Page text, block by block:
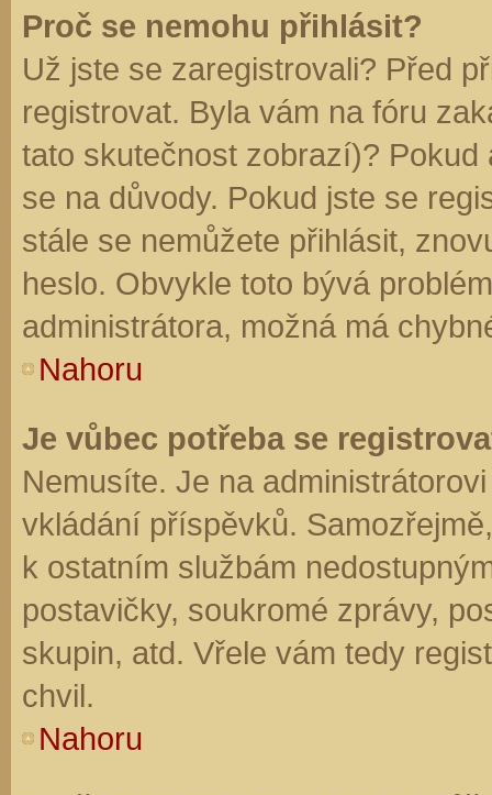
Proč se nemohu přihlásit?
Už jste se zaregistrovali? Před
registrovat. Byla vám na fóru
tato skutečnost zobrazí)?
se na důvody. Pokud jste se
stále se nemůžete přihlásit,
heslo. Obvykle toto bývá
administrátora, možná má
Nahoru
Je vůbec potřeba se
Nemusíte. Je na
vkládání příspěvků.
k ostatním službám
postavičky, soukromé zprávy,
skupin, atd. Vřele vám tedy
chvil.
Nahoru